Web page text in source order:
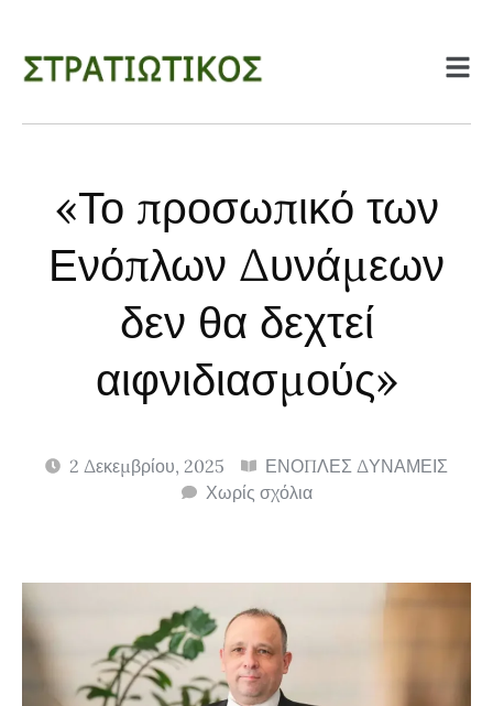
«Το προσωπικό των
Ενόπλων Δυνάμεων
δεν θα δεχτεί
αιφνιδιασμούς»
2 Δεκεμβρίου, 2025
ΕΝΟΠΛΕΣ ΔΥΝΑΜΕΙΣ
Χωρίς σχόλια